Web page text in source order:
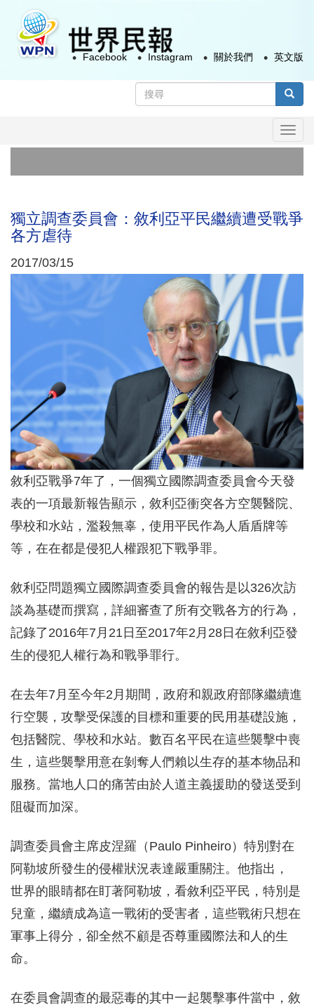
容
搜
尋
Facebook Instagram 關於我們 英文版
獨立調查委員會：敘利亞平民繼續遭受戰爭
各方虐待
2017/03/15
敘利亞戰爭7年了，一個獨立國際調查委員會今天發
表的一項最新報告顯示，敘利亞衝突各方空襲醫院、
學校和水站，濫殺無辜，使用平民作為人盾盾牌等
等，在在都是侵犯人權跟犯下戰爭罪。
敘利亞問題獨立國際調查委員會的報告是以326次訪
談為基礎而撰寫，詳細審查了所有交戰各方的行為，
記錄了2016年7月21日至2017年2月28日在敘利亞發
生的侵犯人權行為和戰爭罪行。
在去年7月至今年2月期間，政府和親政府部隊繼續進
行空襲，攻擊受保護的目標和重要的民用基礎設施，
包括醫院、學校和水站。數百名平民在這些襲擊中喪
生，這些襲擊用意在剝奪人們賴以生存的基本物品和
服務。當地人口的痛苦由於人道主義援助的發送受到
阻礙而加深。
調查委員會主席皮涅羅（Paulo Pinheiro）特別對在
阿勒坡所發生的侵權狀況表達嚴重關注。他指出，
世界的眼睛都在盯著阿勒坡，看敘利亞平民，特別是
兒童，繼續成為這一戰術的受害者，這些戰術只想在
軍事上得分，卻全然不顧是否尊重國際法和人的生
命。
在委員會調查的最惡毒的其中一起襲擊事件當中，敘